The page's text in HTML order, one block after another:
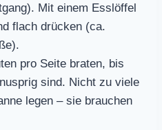
Mit einem Esslöffel
flach drücken (ca.
pro Seite braten, bis
sind. Nicht zu viele
legen – sie brauchen